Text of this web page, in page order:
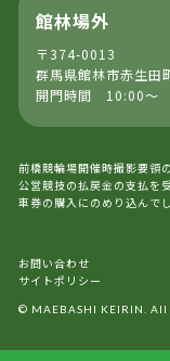
館林場外
〒374-0013
群馬県館林市赤生田
開門時間 10:00～
前橋競輪場開催時撮影要領
公営競技の払戻金の支払を
車券の購入にのめり込んで
お問い合わせ
サイトポリシー
© MAEBASHI KEIRIN. All